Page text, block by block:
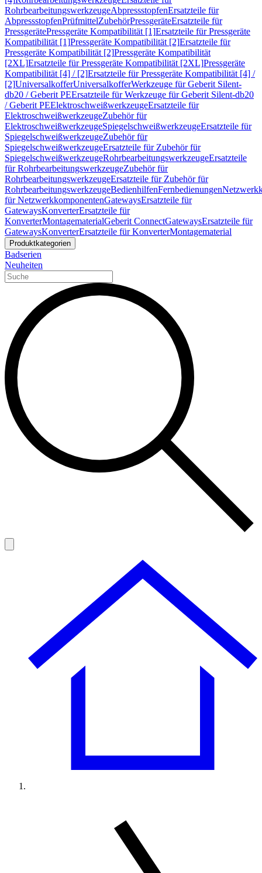
RohrbearbeitungswerkzeugeAbpressstopfenErsatzteile für
AbpressstopfenPrüfmittelZubehörPressgeräteErsatzteile für
PressgerätePressgeräte Kompatibilität [1]Ersatzteile für Pressgeräte
Kompatibilität [1]Pressgeräte Kompatibilität [2]Ersatzteile für
Pressgeräte Kompatibilität [2]Pressgeräte Kompatibilität
[2XL]Ersatzteile für Pressgeräte Kompatibilität [2XL]Pressgeräte
Kompatibilität [4] / [2]Ersatzteile für Pressgeräte Kompatibilität [4] /
[2]UniversalkofferUniversalkofferWerkzeuge für Geberit Silent-
db20 / Geberit PEErsatzteile für Werkzeuge für Geberit Silent-db20
/ Geberit PEElektroschweißwerkzeugeErsatzteile für
ElektroschweißwerkzeugeZubehör für
ElektroschweißwerkzeugeSpiegelschweißwerkzeugeErsatzteile für
SpiegelschweißwerkzeugeZubehör für
SpiegelschweißwerkzeugeErsatzteile für Zubehör für
SpiegelschweißwerkzeugeRohrbearbeitungswerkzeugeErsatzteile
für RohrbearbeitungswerkzeugeZubehör für
RohrbearbeitungswerkzeugeErsatzteile für Zubehör für
RohrbearbeitungswerkzeugeBedienhilfenFernbedienungen
für NetzwerkkomponentenGatewaysErsatzteile für
GatewaysKonverterErsatzteile für
KonverterMontagematerialGeberit ConnectGatewaysErsatzteile für
GatewaysKonverterErsatzteile für KonverterMontagematerial
Produktkategorien
Badserien
Neuheiten